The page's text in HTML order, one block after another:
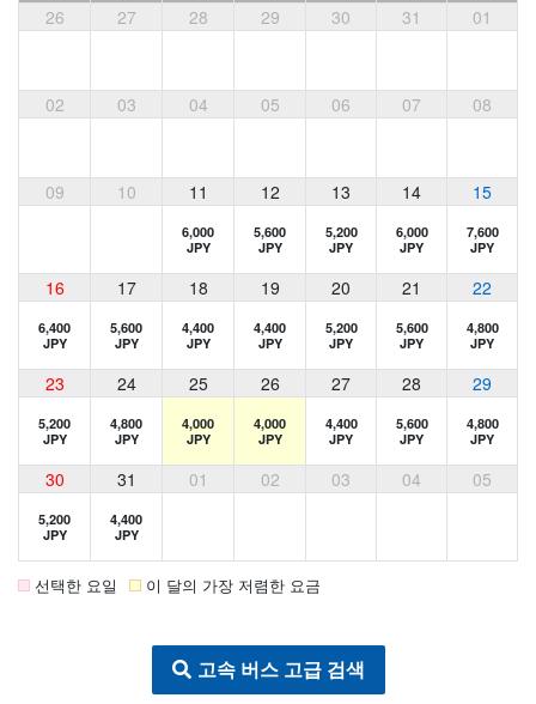
26
27 28 29 30 31 01
02 03 04 05 06 07 08
09 10 11 12 13 14 15
6,000
JPY
5,600
JPY
5,200
JPY
6,000
JPY
7,600
JPY
16 17 18 19 20 21 22
6,400
JPY
5,600
JPY
4,400
JPY
4,400
JPY
5,200
JPY
5,600
JPY
4,800
JPY
23 24 25 26 27 28 29
5,200
JPY
4,800
JPY
4,000
JPY
4,000
JPY
4,400
JPY
5,600
JPY
4,800
JPY
30 31 01 02 03 04 05
5,200
JPY
4,400
JPY
선택한 요일 이 달의 가장 저렴한 요금
고속 버스 고급 검색